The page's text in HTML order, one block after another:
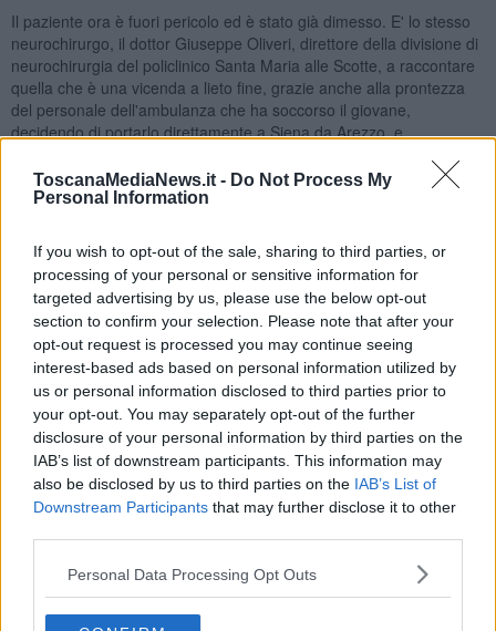
ToscanaMediaNews.it - Do Not Process My
Personal Information
If you wish to opt-out of the sale, sharing to third parties, or
processing of your personal or sensitive information for
targeted advertising by us, please use the below opt-out
section to confirm your selection. Please note that after your
opt-out request is processed you may continue seeing
interest-based ads based on personal information utilized by
us or personal information disclosed to third parties prior to
your opt-out. You may separately opt-out of the further
disclosure of your personal information by third parties on the
IAB’s list of downstream participants. This information may
also be disclosed by us to third parties on the IAB’s List of
Downstream Participants that may further disclose it to other
Personal Data Processing Opt Outs
Il paziente ora è fuori pericolo ed è stato già dimesso. E' lo stesso
neurochirurgo, il dottor Giuseppe Oliveri, direttore della divisione di
neurochirurgia del policlinico Santa Maria alle Scotte, a raccontare
quella che è una vicenda a lieto fine, grazie anche alla prontezza
del personale dell'ambulanza che ha soccorso il giovane,
decidendo di portarlo direttamente a Siena da Arezzo, e
la vita.
“Il giovane paziente ha avuto un episodio di cefalea improvvisa e
perdita di coscienza - ha spiegato Oliveri - Appena è intervenuto il
118, a seguito dei protocolli elaborati grazie alla programmazione
di area vasta e agli incontri che facciamo periodicamente a
Monticello Amiata, il paziente è stato trasportato direttamente a
Siena, che è il centro di riferimento come ospedale di terzo livello,
anziché ad Arezzo, come accadeva sino a qualche tempo fa. Alle
Scotte ha eseguito velocemente gli esami di diagnostica per
immagini che hanno evidenziato una grave patologia cerebrale e,
in meno di quindici minuti, è stato portato in sala operatoria e
sottoposto ad un complesso intervento per rimuovere la grave
malformazione vascolare che aveva determinato l'emorragia”.
Intensiva Neurochirurgica e poi in reparto, seguito dalla neurologa
Barbara Batani, e poi inviato all'ospedale della Gruccia per la
riabilitazione.